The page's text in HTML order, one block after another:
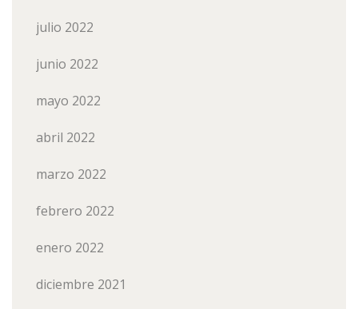
julio 2022
junio 2022
mayo 2022
abril 2022
marzo 2022
febrero 2022
enero 2022
diciembre 2021